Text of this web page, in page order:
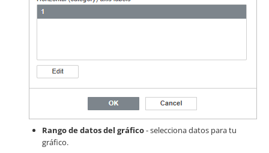
Rango de datos del gráfico- selecciona datos para tu
gráfico.